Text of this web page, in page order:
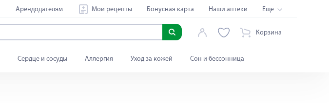
Арендодателям Мои рецепты Бонусная карта Наши аптеки Еще
Корзина
Сердце и сосуды Аллергия Уход за кожей Сон и бессонница